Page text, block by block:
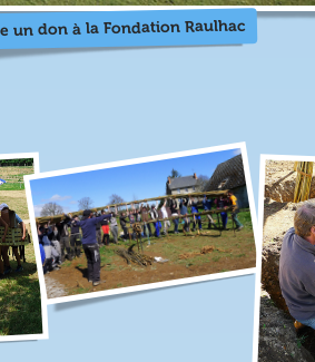
un don à la Fondation Raulhac